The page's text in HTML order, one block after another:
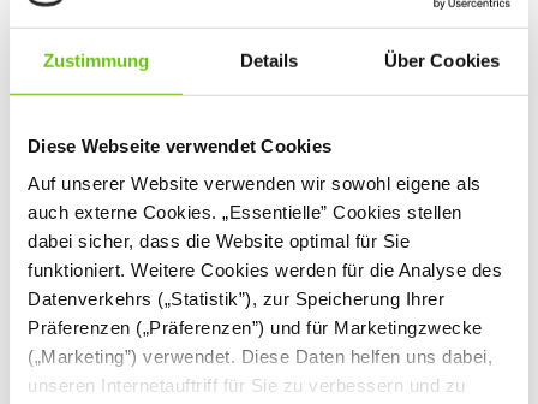
Zustimmung Details Über Cookies
Diese Webseite verwendet Cookies
Auf unserer Website verwenden wir sowohl eigene als
auch externe Cookies. „Essentielle” Cookies stellen
dabei sicher, dass die Website optimal für Sie
funktioniert. Weitere Cookies werden für die Analyse des
Datenverkehrs („Statistik”), zur Speicherung Ihrer
Präferenzen („Präferenzen”) und für Marketingzwecke
(„Marketing”) verwendet. Diese Daten helfen uns dabei,
unseren Internetauftriff für Sie zu verbessern und zu
Wachsbuntstifte
Giotto, 8x12 Farben
43,90 €
Be-Be
23,90 €